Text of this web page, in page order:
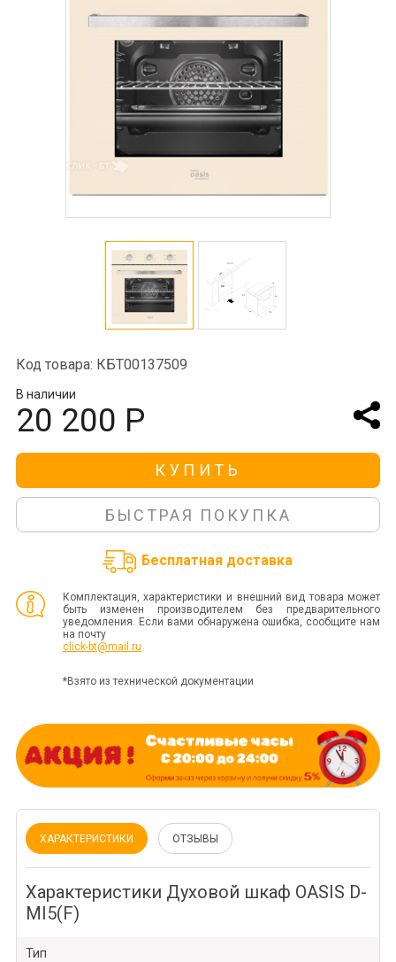
Код товара: КБТ00137509
В наличии
20 200 Р
КУПИТЬ
БЫСТРАЯ ПОКУПКА
Бесплатная доставка
Комплектация, характеристики и внешний вид товара может
быть изменен производителем без предварительного
уведомления. Если вами обнаружена ошибка, сообщите нам
на почту
click-bt@mail.ru
*Взято из технической документации
ХАРАКТЕРИСТИКИ ОТЗЫВЫ
Характеристики Духовой шкаф OASIS D-
MI5(F)
Тип